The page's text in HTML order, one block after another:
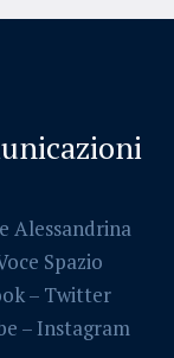
Alessandrina
Spazio
– Twitter
– Instagram